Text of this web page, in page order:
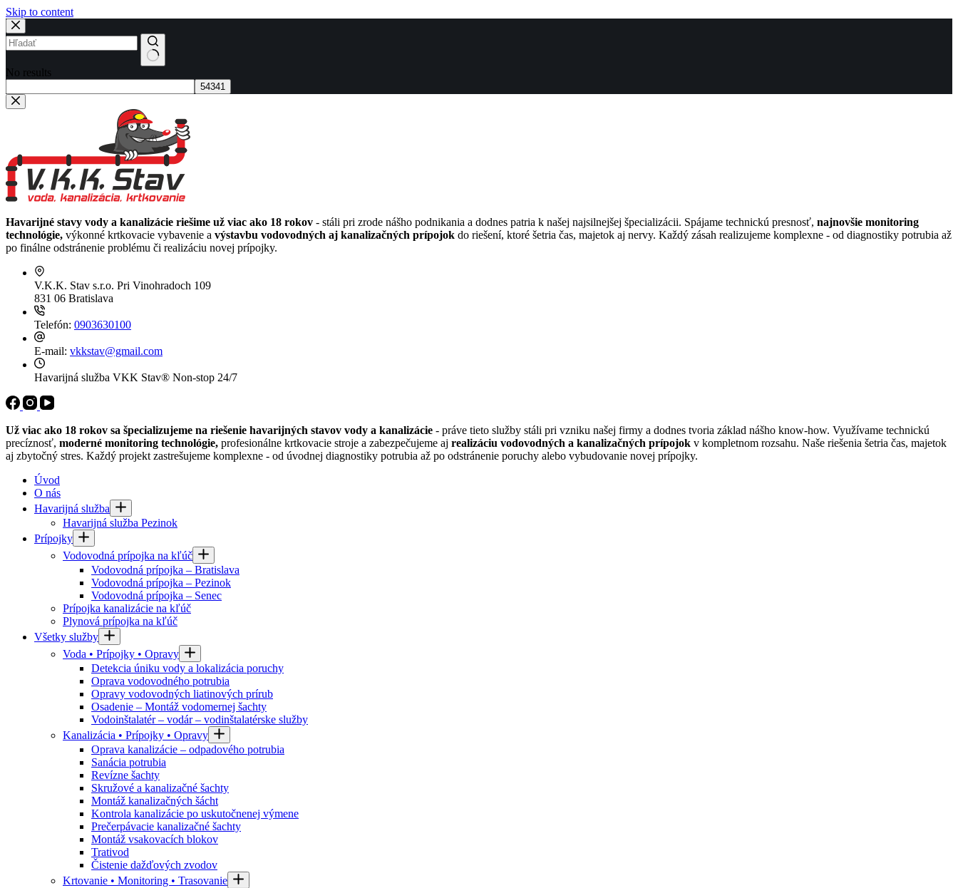
Skip to content
No results
Havarijné stavy vody a kanalizácie riešime už viac ako 18 rokov - stáli pri zrode nášho podnikania a dodnes patria k našej najsilnejšej špecializácii. Spájame technickú presnosť, najnovšie monitoring
technológie, výkonné krtkovacie vybavenie a výstavbu vodovodných aj kanalizačných prípojok do riešení, ktoré šetria čas, majetok aj nervy. Každý zásah realizujeme komplexne - od diagnostiky potrubia až
po finálne odstránenie problému či realizáciu novej prípojky.
V.K.K. Stav s.r.o. Pri Vinohradoch 109
831 06 Bratislava
Telefón: 0903630100
E-mail: vkkstav@gmail.com
Havarijná služba VKK Stav® Non-stop 24/7
Už viac ako 18 rokov sa špecializujeme na riešenie havarijných stavov vody a kanalizácie - práve tieto služby stáli pri vzniku našej firmy a dodnes tvoria základ nášho know-how. Využívame technickú
precíznosť, moderné monitoring technológie, profesionálne krtkovacie stroje a zabezpečujeme aj realizáciu vodovodných a kanalizačných prípojok v kompletnom rozsahu. Naše riešenia šetria čas, majetok
aj zbytočný stres. Každý projekt zastrešujeme komplexne - od úvodnej diagnostiky potrubia až po odstránenie poruchy alebo vybudovanie novej prípojky.
Úvod
O nás
Havarijná služba
Havarijná služba Pezinok
Prípojky
Vodovodná prípojka na kľúč
Vodovodná prípojka – Bratislava
Vodovodná prípojka – Pezinok
Vodovodná prípojka – Senec
Prípojka kanalizácie na kľúč
Plynová prípojka na kľúč
Všetky služby
Voda • Prípojky • Opravy
Detekcia úniku vody a lokalizácia poruchy
Oprava vodovodného potrubia
Opravy vodovodných liatinových prírub
Osadenie – Montáž vodomernej šachty
Vodoinštalatér – vodár – vodinštalatérske služby
Kanalizácia • Prípojky • Opravy
Oprava kanalizácie – odpadového potrubia
Sanácia potrubia
Revízne šachty
Skružové a kanalizačné šachty
Montáž kanalizačných šácht
Kontrola kanalizácie po uskutočnenej výmene
Prečerpávacie kanalizačné šachty
Montáž vsakovacích blokov
Trativod
Čistenie dažďových zvodov
Krtovanie • Monitoring • Trasovanie